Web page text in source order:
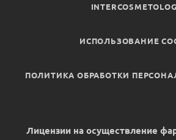
ИСПОЛЬЗОВАНИЕ
ПОЛИТИКА ОБРАБОТКИ
Лицензии на осуществление